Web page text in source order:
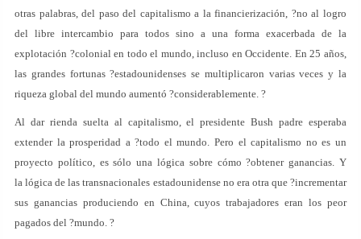
otras palabras, del paso del capitalismo a la financierización, ?no al logro
del libre intercambio para todos sino a una forma exacerbada de la
explotación ?colonial en todo el mundo, incluso en Occidente. En 25 años,
las grandes fortunas ?estadounidenses se multiplicaron varias veces y la
riqueza global del mundo aumentó ?considerablemente. ?
Al dar rienda suelta al capitalismo, el presidente Bush padre esperaba
extender la prosperidad a ?todo el mundo. Pero el capitalismo no es un
proyecto político, es sólo una lógica sobre cómo ?obtener ganancias. Y
la lógica de las transnacionales estadounidense no era otra que ?incrementar
sus ganancias produciendo en China, cuyos trabajadores eran los peor
pagados del ?mundo. ?